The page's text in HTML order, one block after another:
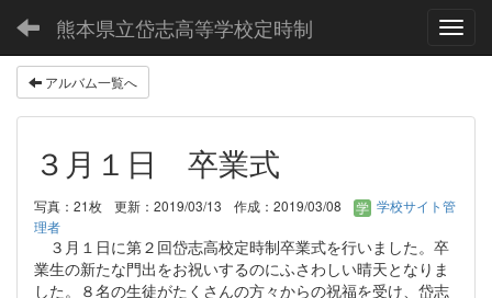
熊本県立岱志高等学校定時制
アルバム一覧へ
３月１日 卒業式
写真：21枚 更新：2019/03/13 作成：2019/03/08
学校サイト管
理者
３月１日に第２回岱志高校定時制卒業式を行いました。卒
業生の新たな門出をお祝いするのにふさわしい晴天となりま
した。８名の生徒がたくさんの方々からの祝福を受け、岱志